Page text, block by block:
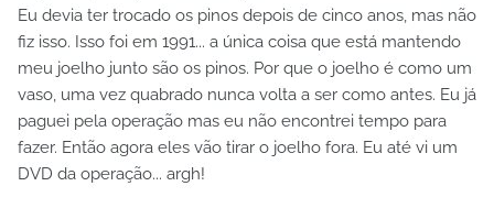
Eu devia ter trocado os pinos depois de cinco anos, mas não
fiz isso. Isso foi em 1991... a única coisa que está mantendo
meu joelho junto são os pinos. Por que o joelho é como um
vaso, uma vez quabrado nunca volta a ser como antes. Eu já
paguei pela operação mas eu não encontrei tempo para
fazer. Então agora eles vão tirar o joelho fora. Eu até vi um
DVD da operação... argh!